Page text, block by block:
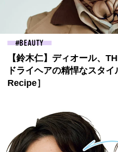
BEAUTY
【鈴木仁】ディオール、
ドライヘアの精悍なスタ
Recipe］